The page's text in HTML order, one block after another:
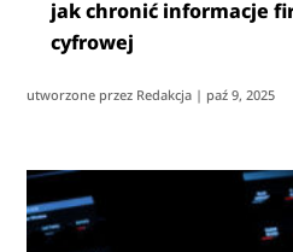
jak chronić informacje
cyfrowej
utworzone przez Redakcja | paź 9, 2025